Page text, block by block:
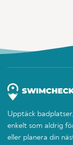
Upptäck
enkelt som aldrig
eller planera din